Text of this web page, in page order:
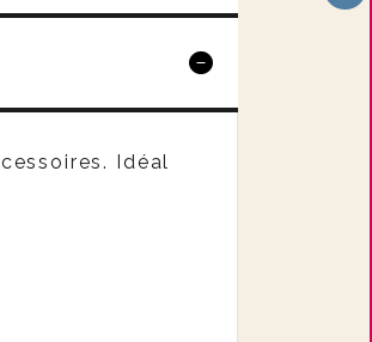
Idéal